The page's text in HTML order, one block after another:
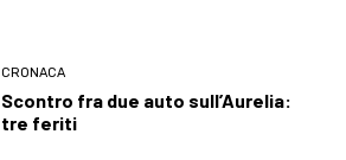
CRONACA
Scontro fra due auto sull’Aurelia:
tre feriti